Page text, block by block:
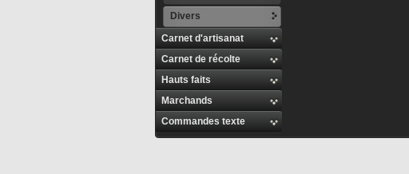
Divers
Carnet d'artisanat
Carnet de récolte
Hauts faits
Marchands
Commandes texte